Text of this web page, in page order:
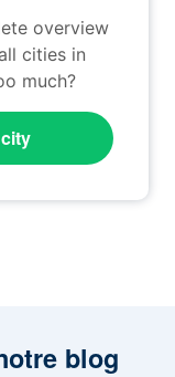
overview
cities in
much?
blog